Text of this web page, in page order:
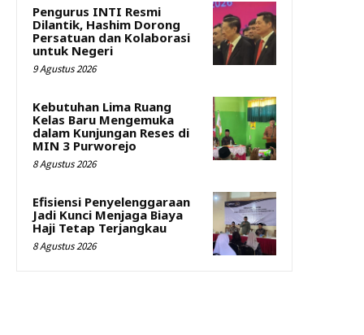
Pengurus INTI Resmi
Dilantik, Hashim Dorong
Persatuan dan Kolaborasi
untuk Negeri
9 Agustus 2026
Kebutuhan Lima Ruang
Kelas Baru Mengemuka
dalam Kunjungan Reses di
MIN 3 Purworejo
8 Agustus 2026
Efisiensi Penyelenggaraan
Jadi Kunci Menjaga Biaya
Haji Tetap Terjangkau
8 Agustus 2026